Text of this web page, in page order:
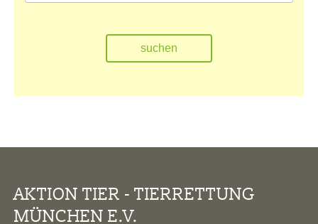
AKTION TIER - TIERRETTUNG
MÜNCHEN E.V.